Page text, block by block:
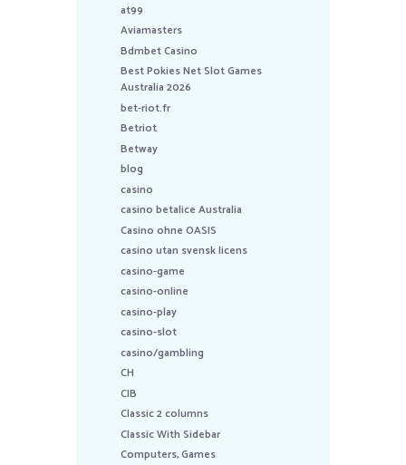
at99
Aviamasters
Bdmbet Casino
Best Pokies Net Slot Games
Australia 2026
bet-riot.fr
Betriot
Betway
blog
casino
casino betalice Australia
Casino ohne OASIS
casino utan svensk licens
casino-game
casino-online
casino-play
casino-slot
casino/gambling
CH
CIB
Classic 2 columns
Classic With Sidebar
Computers, Games